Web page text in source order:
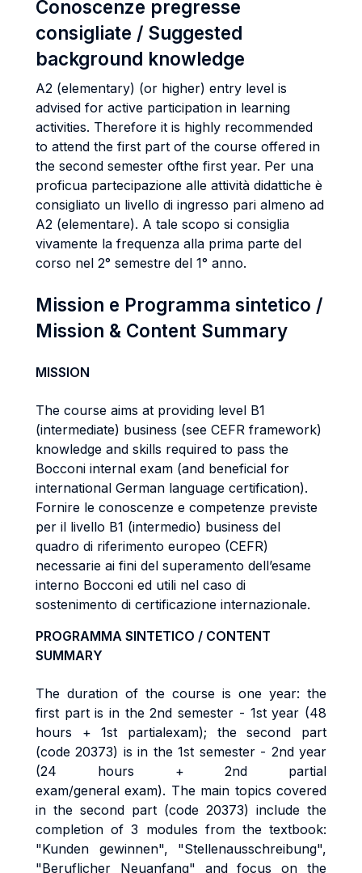
Conoscenze pregresse
consigliate / Suggested
background knowledge
A2 (elementary) (or higher) entry level is
advised for active participation in learning
activities. Therefore it is highly recommended
to attend the first part of the course offered in
the second semester ofthe first year. Per una
proficua partecipazione alle attività didattiche è
consigliato un livello di ingresso pari almeno ad
A2 (elementare). A tale scopo si consiglia
vivamente la frequenza alla prima parte del
corso nel 2° semestre del 1° anno.
Mission e Programma sintetico /
Mission & Content Summary
MISSION
The course aims at providing level B1
(intermediate) business (see CEFR framework)
knowledge and skills required to pass the
Bocconi internal exam (and beneficial for
international German language certification).
Fornire le conoscenze e competenze previste
per il livello B1 (intermedio) business del
quadro di riferimento europeo (CEFR)
necessarie ai fini del superamento dell’esame
interno Bocconi ed utili nel caso di
sostenimento di certificazione internazionale.
PROGRAMMA SINTETICO / CONTENT
SUMMARY
The duration of the course is one year: the
first part is in the 2nd semester - 1st year (48
hours + 1st partialexam); the second part
(code 20373) is in the 1st semester - 2nd year
(24 hours + 2nd partial
exam/generalexam). The main topics covered
in the second part (code 20373) include the
completion of 3 modules from the textbook:
"Kunden gewinnen", "Stellenausschreibung",
"Beruflicher Neuanfang" and focus on the